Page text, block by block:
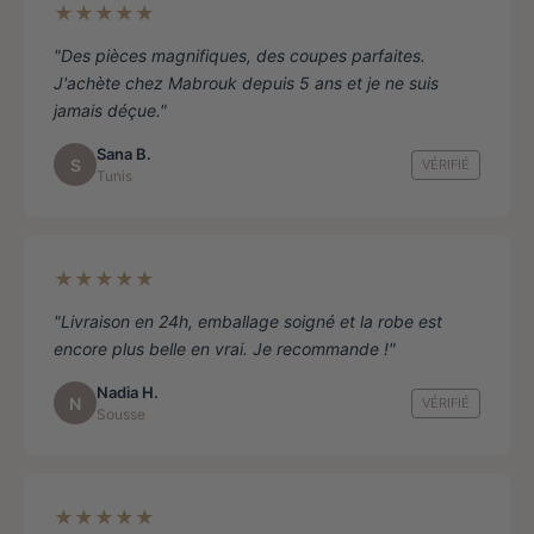
★★★★★
"Des pièces magnifiques, des coupes parfaites.
J'achète chez Mabrouk depuis 5 ans et je ne suis
jamais déçue."
S
Sana B.
Tunis
VÉRIFIÉ
★★★★★
"Livraison en 24h, emballage soigné et la robe est
encore plus belle en vrai. Je recommande !"
N
Nadia H.
Sousse
VÉRIFIÉ
★★★★★